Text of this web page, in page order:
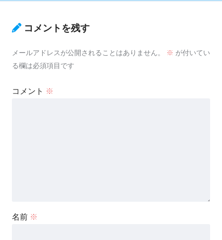
コメントを残す
メールアドレスが公開されることはありません。 ※ が付いてい
る欄は必須項目です
コメント ※
名前 ※